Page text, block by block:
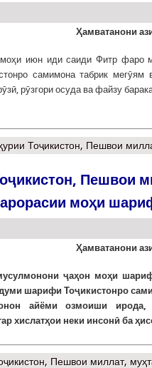
Ҳамватанони
июн иди саиди Фитр фаро
самимона табрик
рӯзгори осуда ва файзу
Тоҷикистон, Пешвои
Пешвои
моҳи
Ҳамватанони
ҷаҳон моҳи
шарифи Тоҷикистонро
айёми озмоиши
хислатҳои неки инсонӣ ба
Пешвои миллат,